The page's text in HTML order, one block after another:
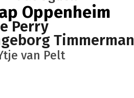
Oppenheim
Perry
Timmerman
van Pelt